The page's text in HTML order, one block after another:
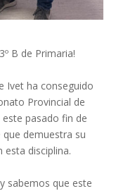
B de Primaria!
Ivet ha conseguido
Provincial de
pasado fin de
demuestra su
esta disciplina.
sabemos que este